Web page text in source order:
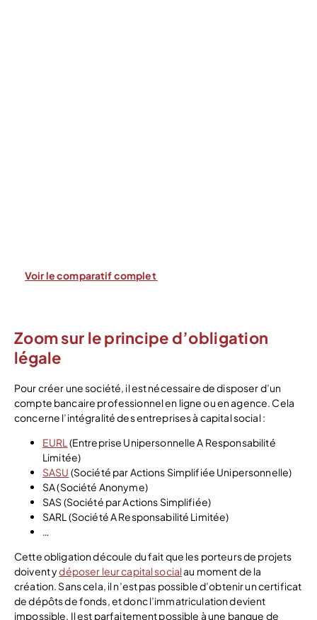
Voir le comparatif complet
Zoom sur le principe d’obligation
légale
Pour créer une société, il est nécessaire de disposer d’un
compte bancaire professionnel en ligne ou en agence. Cela
concerne l’intégralité des entreprises à capital social :
EURL (Entreprise Unipersonnelle A Responsabilité
Limitée)
SASU (Société par Actions Simplifiée Unipersonnelle)
SA (Société Anonyme)
SAS (Société par Actions Simplifiée)
SARL (Société A Responsabilité Limitée)
…
Cette obligation découle du fait que les porteurs de projets
doivent ydéposer leur capital socialau moment de la
création. Sans cela, il n’est pas possible d’obtenir un certificat
de dépôts de fonds, et donc l’immatriculation devient
impossible. Il est parfaitement possible à une banque de